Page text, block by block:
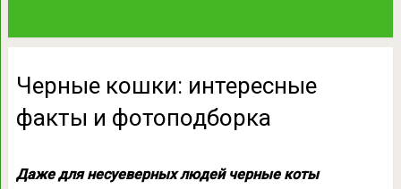
Черные кошки: интересные
факты и фотоподборка
Даже для несуеверных людей черные коты